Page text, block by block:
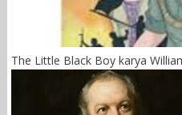
The Little Black Boy karya